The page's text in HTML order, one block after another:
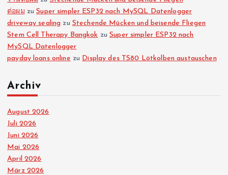
ต่อผม zuSuper simpler ESP32 nach MySQL Datenlogger
driveway sealing zu Stechende Mücken und beisende Fliegen
Stem Cell Therapy Bangkok zuSuper simpler ESP32 nach
MySQL Datenlogger
payday loans online zu Display des TS80 Lötkolben austauschen
Archiv
August 2026
Juli 2026
Juni 2026
Mai 2026
April 2026
März 2026